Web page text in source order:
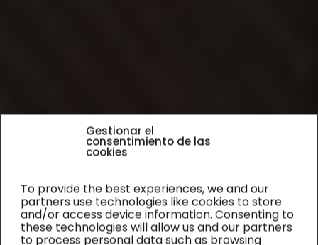
Gestionar el
consentimiento de las
cookies
To provide the best experiences, we and our
partners use technologies like cookies to store
and/or access device information. Consenting to
these technologies will allow us and our partners
to process personal data such as browsing